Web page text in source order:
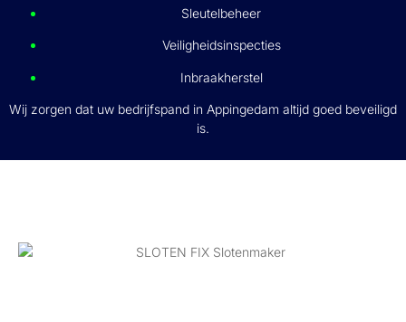
Sleutelbeheer
Veiligheidsinspecties
Inbraakherstel
Wij zorgen dat uw bedrijfspand in Appingedam altijd goed beveiligd
is.